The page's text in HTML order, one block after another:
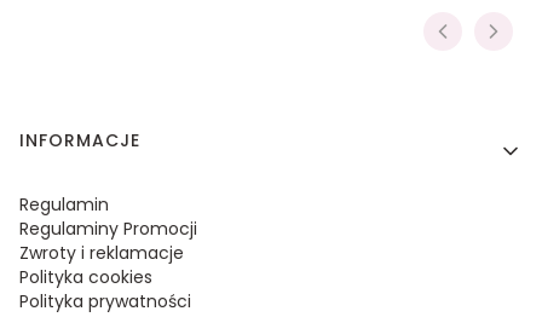
Linki w stopce
INFORMACJE
Regulamin
Regulaminy Promocji
Zwroty i reklamacje
Polityka cookies
Polityka prywatności